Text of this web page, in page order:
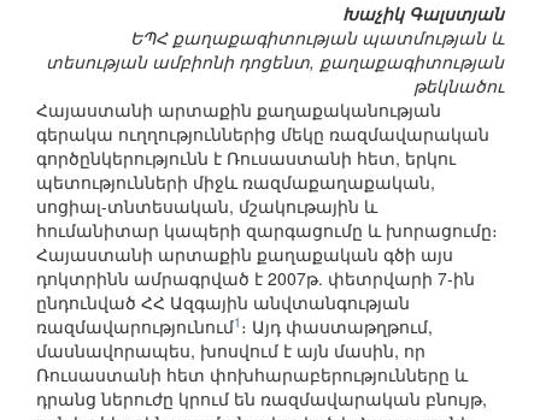
Խաչիկ Գալստյան
ԵՊՀ քաղաքագիտության պատմության և
տեսության ամբիոնի դոցենտ, քաղաքագիտության
թեկնածու
Հայաստանի արտաքին քաղաքականության
գերակա ուղղություններից մեկը ռազմավարական
գործընկերությունն է Ռուսաստանի հետ, երկու
պետությունների միջև ռազմաքաղաքական,
սոցիալ-տնտեսական, մշակութային և
հումանիտար կապերի զարգացումը և խորացումը։
Հայաստանի արտաքին քաղաքական գծի այս
դոկտրինն ամրագրված է 2007թ. փետրվարի 7-ին
ընդունված ՀՀ Ազգային անվտանգության
ռազմավարությունում1 ։ Այդ փաստաթղթում,
մասնավորապես, խոսվում է այն մասին, որ
Ռուսաստանի հետ փոխհարաբերությունները և
դրանց ներուժը կրում են ռազմավարական բնույթ,